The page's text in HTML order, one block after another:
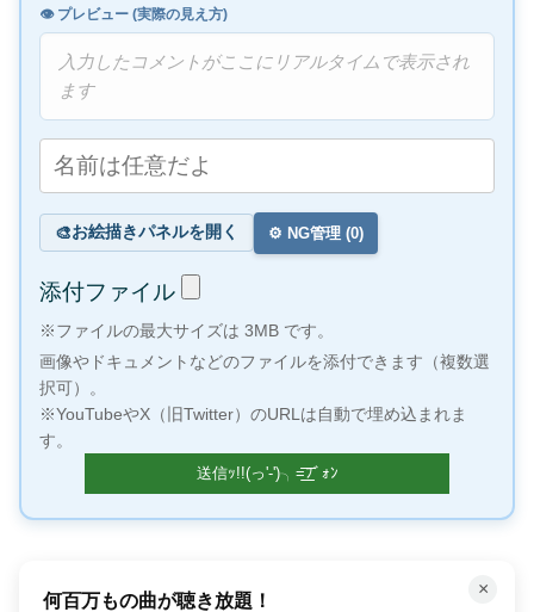
👁️ プレビュー (実際の見え方)
入力したコメントがここにリアルタイムで表示され
ます
🎨お絵描きパネルを開く ⚙️ NG管理 (0)
添付ファイル
※ファイルの最大サイズは 3MB です。
画像やドキュメントなどのファイルを添付できます（複数選
択可）。
※YouTubeやX（旧Twitter）のURLは自動で埋め込まれま
す。
×
何百万もの曲が聴き放題！